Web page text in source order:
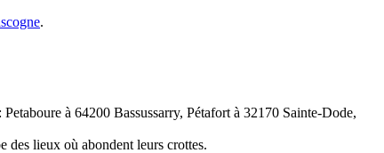
.
à 64200 Bassussarry, Pétafort à 32170 Sainte-Dode,
des lieux où abondent leurs crottes.